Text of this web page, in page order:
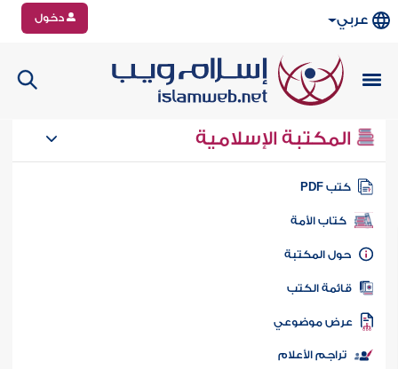
عربي دخول
المكتبة الإسلامية
كتب PDF
كتاب الأمة
المكتبة
الكتب
موضوعي